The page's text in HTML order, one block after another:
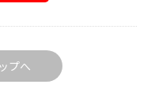
プへ